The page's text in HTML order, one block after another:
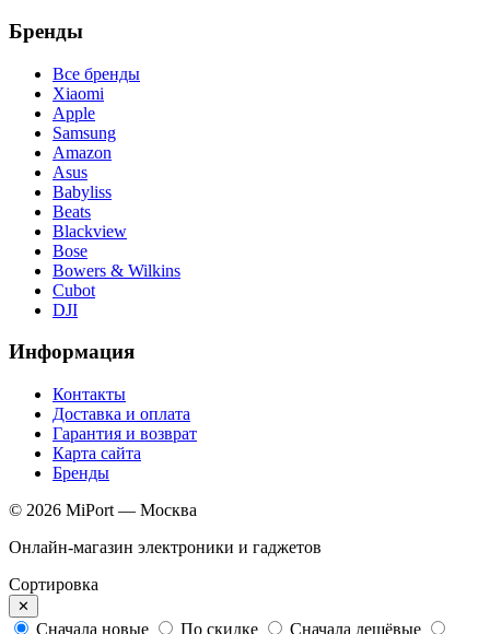
Бренды
Все бренды
Xiaomi
Apple
Samsung
Amazon
Asus
Babyliss
Beats
Blackview
Bose
Bowers & Wilkins
Cubot
DJI
Информация
Контакты
Доставка и оплата
Гарантия и возврат
Карта сайта
Бренды
© 2026 MiPort — Москва
Онлайн-магазин электроники и гаджетов
Сортировка
✕
Сначала новые По скидке Сначала дешёвые